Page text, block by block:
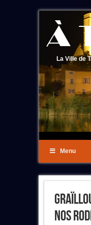
La Ville de
Menu
Nos